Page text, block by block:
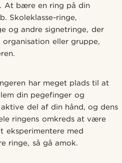
At bære en ring på din
Skoleklasse-ringe,
og andre signetringe, der
eller gruppe,
har meget plads til at
din pegefinger og
del af din hånd, og dens
ringens omkreds at være
eksperimentere med
ringe, så gå amok.